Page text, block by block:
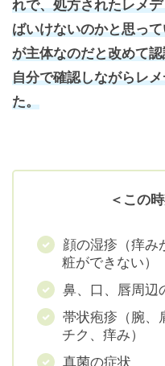
れで、処方されたレメ
ばいけないのかと思っ
が主体なのだと改めて
自分で確認しながらレ
た。
＜この
顔の湿疹（痒み
粧ができない）
鼻、口、唇周辺
帯状疱疹（腕、
チク、痒み）
真菌の症状